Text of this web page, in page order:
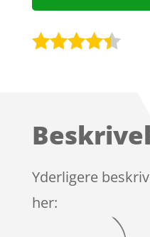
på
mmelser
Yderligere
her: